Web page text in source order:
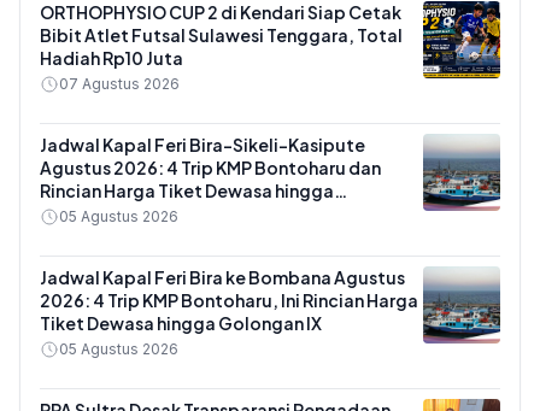
ORTHOPHYSIO CUP 2 di Kendari Siap Cetak
Bibit Atlet Futsal Sulawesi Tenggara, Total
Hadiah Rp10 Juta
07 Agustus 2026
Jadwal Kapal Feri Bira-Sikeli-Kasipute
Agustus 2026: 4 Trip KMP Bontoharu dan
Rincian Harga Tiket Dewasa hingga
Kendaraan Golongan IX
05 Agustus 2026
Jadwal Kapal Feri Bira ke Bombana Agustus
2026: 4 Trip KMP Bontoharu, Ini Rincian Harga
Tiket Dewasa hingga Golongan IX
05 Agustus 2026